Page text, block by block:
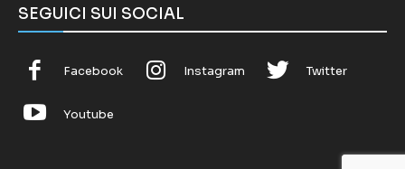
SEGUICI SUI SOCIAL
Facebook Instagram Twitter
Youtube